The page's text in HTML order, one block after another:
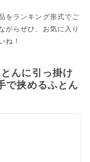
をランキング形式でご
がらぜひ、お気に入り
ね！
に引っ掛け
挟めるふとん